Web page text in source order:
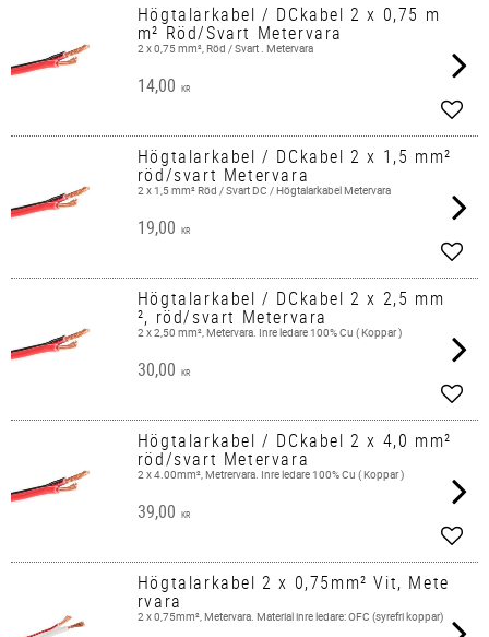
Högtalarkabel / DCkabel 2 x 0,75 m
m² Röd/Svart Metervara
2 x 0,75 mm², Röd / Svart . Metervara
14,00 KR
Högtalarkabel / DCkabel 2 x 1,5 mm²
röd/svart Metervara
2 x 1,5 mm² Röd / Svart DC / Högtalarkabel Metervara
19,00 KR
Högtalarkabel / DCkabel 2 x 2,5 mm
², röd/svart Metervara
2 x 2,50 mm², Metervara. Inre ledare 100% Cu ( Koppar )
30,00 KR
Högtalarkabel / DCkabel 2 x 4,0 mm²
röd/svart Metervara
2 x 4.00mm², Metrervara. Inre ledare 100% Cu ( Koppar )
39,00 KR
Högtalarkabel 2 x 0,75mm² Vit, Mete
rvara
2 x 0,75mm², Metervara. Material inre ledare: OFC (syrefri koppar)